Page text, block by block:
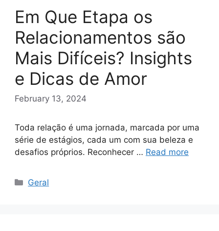
Em Que Etapa os
Relacionamentos são
Mais Difíceis? Insights
e Dicas de Amor
February 13, 2024
Toda relação é uma jornada, marcada por uma
série de estágios, cada um com sua beleza e
desafios próprios. Reconhecer … Read more
Categories
Geral